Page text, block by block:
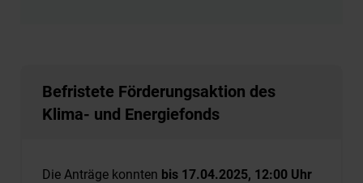
Befristete Förderungsaktion des
Klima- und Energiefonds
Die Anträge konnten bis 17.04.2025, 12:00 Uhr